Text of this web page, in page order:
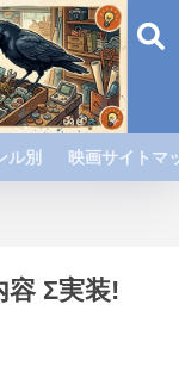
ル別 映画サイト
容 Σ実装!